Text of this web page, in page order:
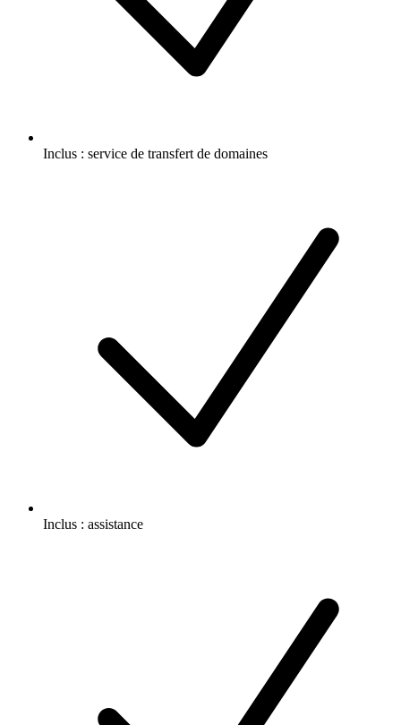
Inclus : service de transfert de domaines
Inclus : assistance